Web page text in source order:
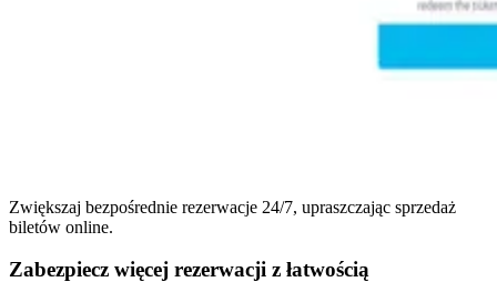
Zwiększaj bezpośrednie rezerwacje 24/7, upraszczając sprzedaż
biletów online.
Zabezpiecz więcej rezerwacji z łatwością